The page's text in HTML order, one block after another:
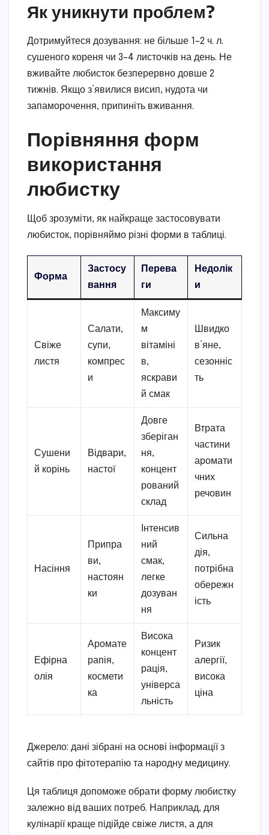
Як уникнути проблем?
Дотримуйтеся дозування: не більше 1–2 ч. л.
сушеного кореня чи 3–4 листочків на день. Не
вживайте любисток безперервно довше 2
тижнів. Якщо з’явилися висип, нудота чи
запаморочення, припиніть вживання.
Порівняння форм
використання
любистку
Щоб зрозуміти, як найкраще застосовувати
любисток, порівняймо різні форми в таблиці.
Форма
Застосу
вання
Перева
ги
Недолік
и
Свіже
листя
Салати,
супи,
компрес
и
Максиму
м
вітаміні
в,
яскрави
й смак
Швидко
в’яне,
сезонніс
ть
Сушени
й корінь
Відвари,
настої
Довге
зберіган
ня,
концент
рований
склад
Втрата
частини
аромати
чних
речовин
Насіння
Припра
ви,
настоян
ки
Інтенсив
ний
смак,
легке
дозуван
ня
Сильна
дія,
потрібна
обережн
ість
Ефірна
олія
Аромате
рапія,
космети
ка
Висока
концент
рація,
універса
льність
Ризик
алергії,
висока
ціна
Джерело: дані зібрані на основі інформації з
сайтів про фітотерапію та народну медицину.
Ця таблиця допоможе обрати форму любистку
залежно від ваших потреб. Наприклад, для
кулінарії краще підійде свіже листя, а для